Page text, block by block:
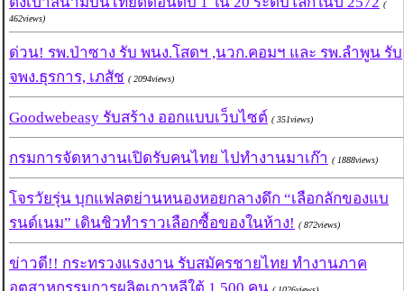
(
462views)
ด่วน! รพ.ป่าซาง รับ พนง.โสดฯ ,นวก.คอมฯ และ รพ.ลำพูน รับ
จพง.ธุรการ, เภสัช ( 2094views)
Goodwebeasy รับสร้าง ออกแบบเว็บไซต์ ( 351views)
กรมการจัดหางานเปิดรับคนไทย ไปทำงานมาเก๊า ( 1888views)
โจรวัยรุ่น บุกแฟลตย่านหนองหอยกลางดึก “เลือกลักของแบ
รนด์เนม” เดินชิวทำราวเลือกซื้อของในห้าง! ( 872views)
ข่าวดี!! กระทรวงแรงงาน รับสมัครชายไทย ทำงานภาค